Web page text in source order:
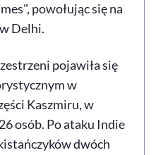
powołując się na
Delhi.
pojawiła się
w
Kaszmiru, w
osób. Po ataku Indie
dwóch